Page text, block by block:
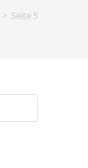
> Seite 5